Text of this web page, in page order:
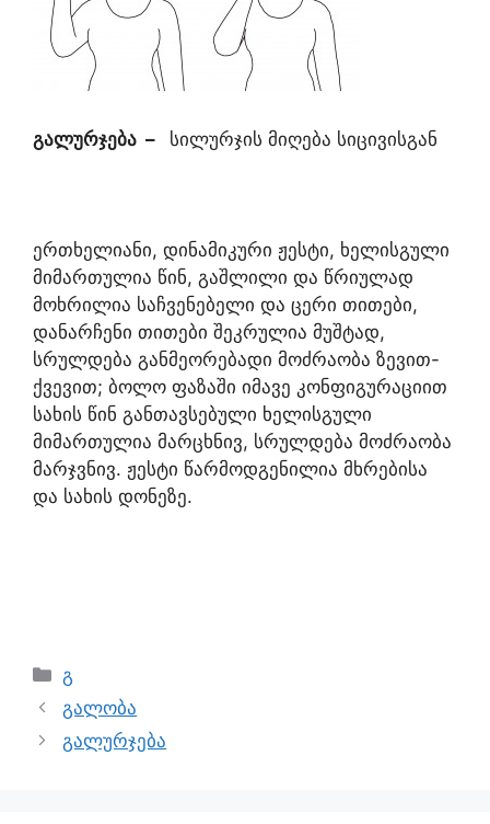
გალურჯება – სილურჯის მიღება სიცივისგან
ერთხელიანი, დინამიკური ჟესტი, ხელისგული
მიმართულია წინ, გაშლილი და წრიულად
მოხრილია საჩვენებელი და ცერი თითები,
დანარჩენი თითები შეკრულია მუშტად,
სრულდება განმეორებადი მოძრაობა ზევით-
ქვევით; ბოლო ფაზაში იმავე კონფიგურაციით
სახის წინ განთავსებული ხელისგული
მიმართულია მარცხნივ, სრულდება მოძრაობა
მარჯვნივ. ჟესტი წარმოდგენილია მხრებისა
და სახის დონეზე.
გ
გალობა
გალურჯება